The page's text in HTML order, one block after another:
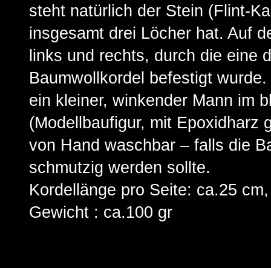
steht natürlich der Stein (Flint-
insgesamt drei Löcher hat. Auf
links und rechts, durch die eine
Baumwollkordel befestigt
ein kleiner, winkender Mann im
(Modellbaufigur, mit Epoxidharz
von Hand waschbar – falls die
schmutzig werden sollte.
Kordellänge pro Seite: ca.25
Gewicht : ca.100 gr